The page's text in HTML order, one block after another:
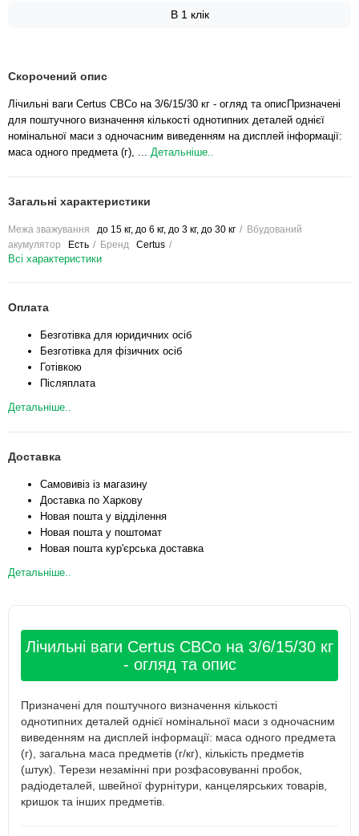
В 1 клік
Скорочений опис
Лічильні ваги Certus CBCо на 3/6/15/30 кг - огляд та описПризначені
для поштучного визначення кількості однотипних деталей однієї
номінальної маси з одночасним виведенням на дисплей інформації:
маса одного предмета (г), ... Детальніше..
Загальні характеристики
Межа зважування до 15 кг, до 6 кг, до 3 кг, до 30 кг
Вбудований
акумулятор
Есть Бренд Certus
Всі характеристики
Оплата
Безготівка для юридичних осіб
Безготівка для фізичних осіб
Готівкою
Післяплата
Детальніше..
Доставка
Самовивіз із магазину
Доставка по Харкову
Новая пошта у відділення
Новая пошта у поштомат
Новая пошта кур'єрська доставка
Детальніше..
Лічильні ваги Certus CBCо на 3/6/15/30 кг
- огляд та опис
Призначені для поштучного визначення кількості
однотипних деталей однієї номінальної маси з одночасним
виведенням на дисплей інформації: маса одного предмета
(г), загальна маса предметів (г/кг), кількість предметів
(штук). Терези незамінні при розфасовуванні пробок,
радіодеталей, швейної фурнітури, канцелярських товарів,
кришок та інших предметів.